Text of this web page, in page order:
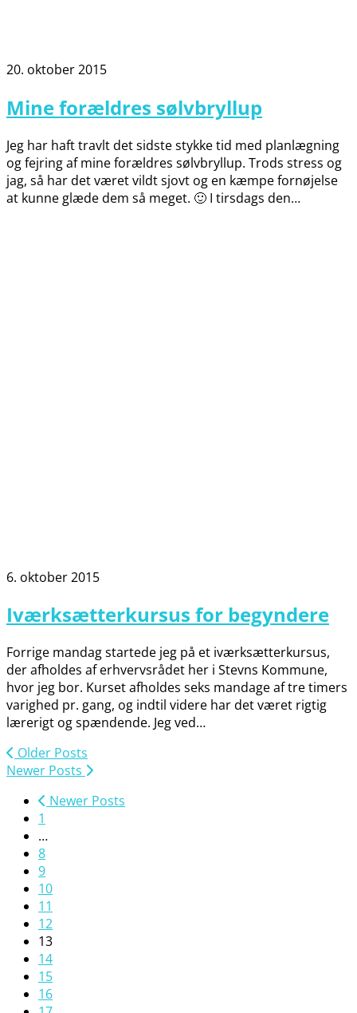
20. oktober 2015
Mine forældres sølvbryllup
Jeg har haft travlt det sidste stykke tid med planlægning
og fejring af mine forældres sølvbryllup. Trods stress og
jag, så har det været vildt sjovt og en kæmpe fornøjelse
at kunne glæde dem så meget. 🙂 I tirsdags den…
6. oktober 2015
Iværksætterkursus for begyndere
Forrige mandag startede jeg på et iværksætterkursus,
der afholdes af erhvervsrådet her i Stevns Kommune,
hvor jeg bor. Kurset afholdes seks mandage af tre timers
varighed pr. gang, og indtil videre har det været rigtig
lærerigt og spændende. Jeg ved…
Older Posts
Newer Posts
Newer Posts
1
…
8
9
10
11
12
13
14
15
16